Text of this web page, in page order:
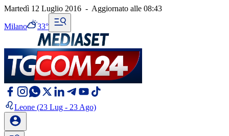
Martedì 12 Luglio 2016 - Aggiornato alle 08:43
Milano 33°
Leone (23 Lug - 23 Ago)